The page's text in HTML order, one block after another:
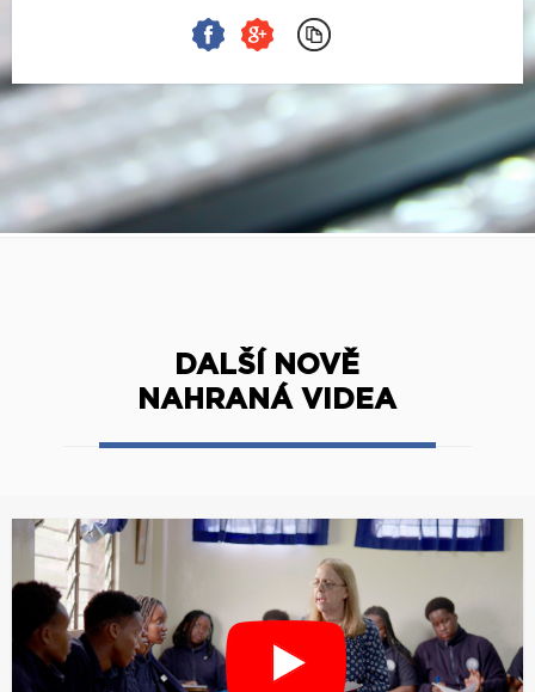
DALŠÍ NOVĚ
NAHRANÁ VIDEA